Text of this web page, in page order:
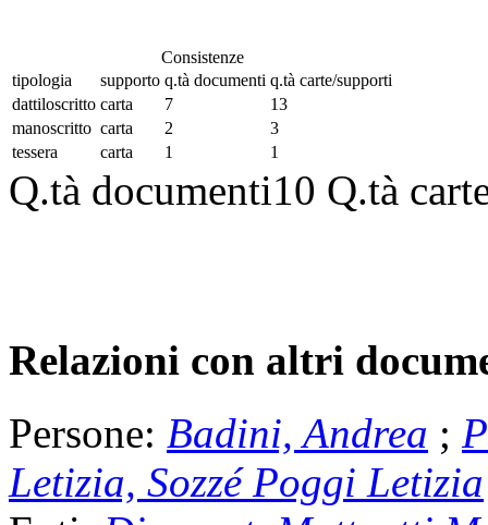
Consistenze
tipologia
supporto q.tà documenti q.tà carte/supporti
dattiloscritto carta 7
13
manoscritto carta 2
3
tessera
carta 1 1
Q.tà documenti10 Q.tà
Relazioni con altri
Persone: Badini, Andrea ;
Letizia, Sozzé Poggi Letizia